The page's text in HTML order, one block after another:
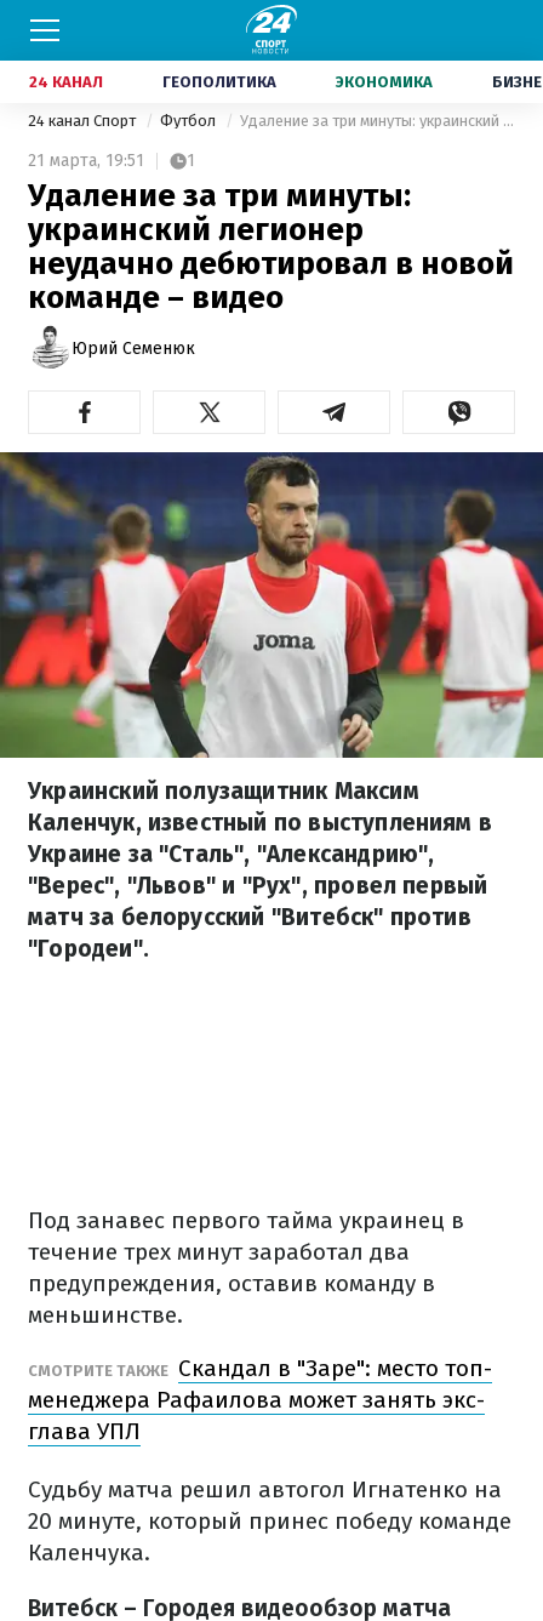
24 КАНАЛ ГЕОПОЛИТИКА ЭКОНОМИКА
24 канал Спорт Футбол Удаление за три минуты: украинский легионер неудачно дебютировал в новой команде – видео
21 марта, 19:51 1
Удаление за три минуты:
украинский легионер
неудачно дебютировал в новой
команде – видео
Юрий Семенюк
Украинский полузащитник Максим
Каленчук, известный по выступлениям в
Украине за "Сталь", "Александрию",
"Верес", "Львов" и "Рух", провел первый
матч за белорусский "Витебск" против
"Городеи".
Под занавес первого тайма украинец в
течение трех минут заработал два
предупреждения, оставив команду в
меньшинстве.
СМОТРИТЕ ТАКЖЕ Скандал в "Заре": место топ-
менеджера Рафаилова может занять экс-
глава УПЛ
Судьбу матча решил автогол Игнатенко на
20 минуте, который принес победу команде
Каленчука.
Витебск – Городея видеообзор матча